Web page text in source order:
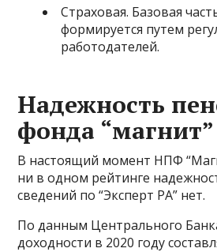
Страховая. Базовая
формируется путем
работодателей.
Надежность
фонда “магнит”
В настоящий момент НПФ
ни в одном рейтинге
сведений по “Эксперт РА” нет.
По данным Центрального
доходности в 2020 году